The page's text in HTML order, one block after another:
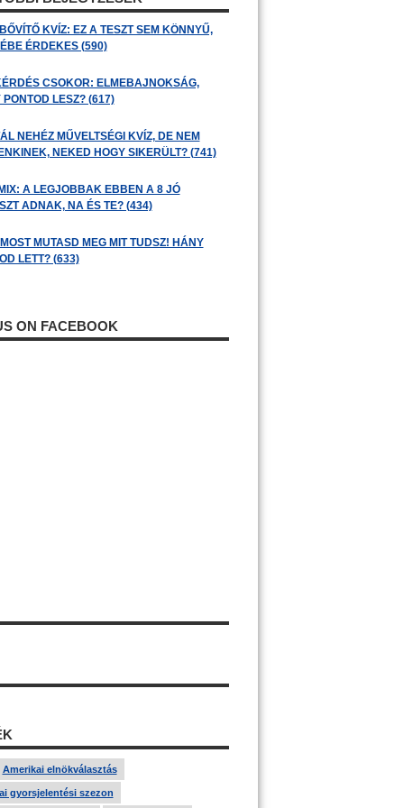
KVÍZ: EZ A TESZT SEM KÖNNYŰ,
ÉRDEKES (590)
CSOKOR: ELMEBAJNOKSÁG,
PONTOD LESZ? (617)
NEHÉZ MŰVELTSÉGI KVÍZ, DE NEM
NEKED HOGY SIKERÜLT? (741)
A LEGJOBBAK EBBEN A 8 JÓ
ADNAK, NA ÉS TE? (434)
MUTASD MEG MIT TUDSZ! HÁNY
LETT? (633)
ON FACEBOOK
Amerikai elnökválasztás
gyorsjelentési szezon